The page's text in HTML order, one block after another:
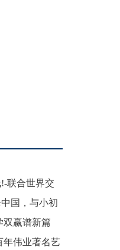
联合世界交
国，与小初
双赢谱新篇
年伟业著名艺